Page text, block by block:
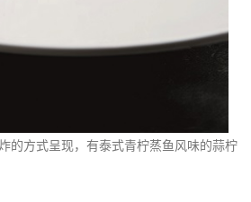
的方式呈现，有泰式青柠蒸鱼风味的蒜柠